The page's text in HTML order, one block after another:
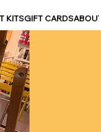
KITSGIFT CARDS